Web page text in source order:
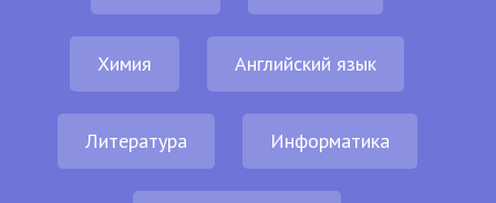
Химия Английский язык
Литература Информатика